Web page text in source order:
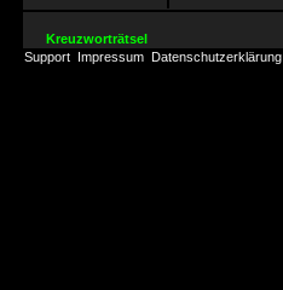
Kreuzworträtsel
Support Impressum Datenschutzerklärung